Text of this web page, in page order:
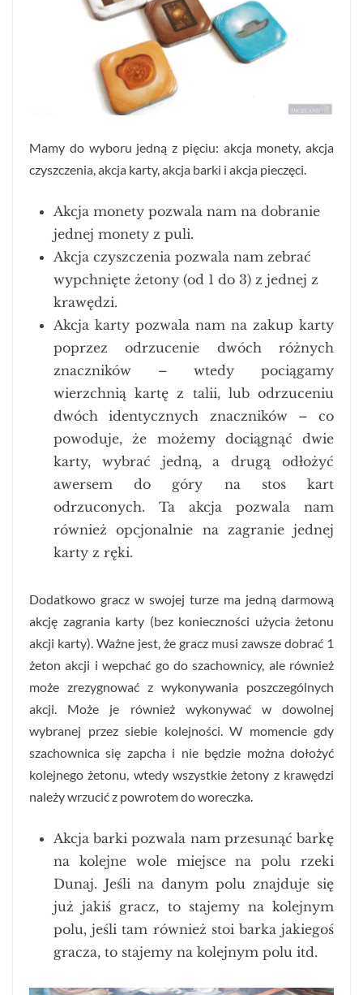
Mamy do wyboru jedną z pięciu: akcja monety, akcja
czyszczenia, akcja karty, akcja barki i akcja pieczęci.
Akcja monety pozwala nam na dobranie
jednej monety z puli.
Akcja czyszczenia pozwala nam zebrać
wypchnięte żetony (od 1 do 3) z jednej z
krawędzi.
Akcja karty pozwala nam na zakup karty
poprzez odrzucenie dwóch różnych
znaczników – wtedy pociągamy
wierzchnią kartę z talii, lub odrzuceniu
dwóch identycznych znaczników – co
powoduje, że możemy dociągnąć dwie
karty, wybrać jedną, a drugą odłożyć
awersem do góry na stos kart
odrzuconych. Ta akcja pozwala nam
również opcjonalnie na zagranie jednej
karty z ręki.
Dodatkowo gracz w swojej turze ma jedną darmową
akcję zagrania karty (bez konieczności użycia żetonu
akcji karty). Ważne jest, że gracz musi zawsze dobrać 1
żeton akcji i wepchać go do szachownicy, ale również
może zrezygnować z wykonywania poszczególnych
akcji. Może je również wykonywać w dowolnej
wybranej przez siebie kolejności. W momencie gdy
szachownica się zapcha i nie będzie można dołożyć
kolejnego żetonu, wtedy wszystkie żetony z krawędzi
należy wrzucić z powrotem do woreczka.
Akcja barki pozwala nam przesunąć barkę
na kolejne wole miejsce na polu rzeki
Dunaj. Jeśli na danym polu znajduje się
już jakiś gracz, to stajemy na kolejnym
polu, jeśli tam również stoi barka jakiegoś
gracza, to stajemy na kolejnym polu itd.